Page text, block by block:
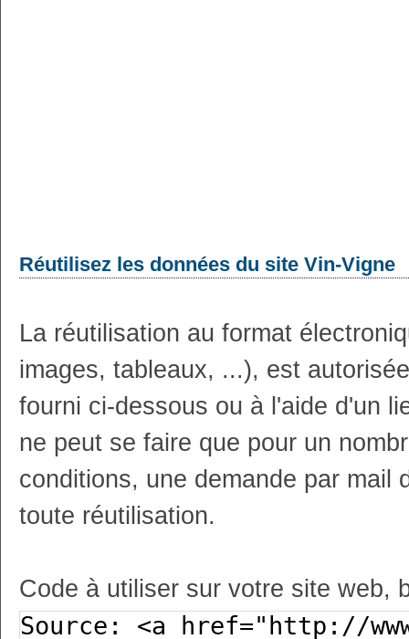
Réutilisez les données du site Vin-Vigne
La réutilisation au format
images, tableaux, ...), est
fourni ci-dessous ou à l'aide d'un
ne peut se faire que pour un
conditions, une demande par mail
toute réutilisation.
Code à utiliser sur votre site web,